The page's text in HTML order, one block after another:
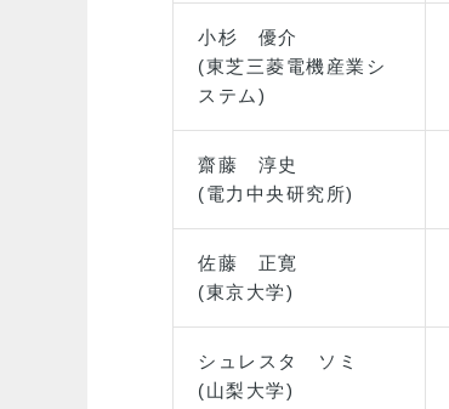
小杉 優介
(東芝三菱電機産業シ
ステム)
齋藤 淳史
(電力中央研究所)
佐藤 正寛
(東京大学)
シュレスタ ソミ
(山梨大学)